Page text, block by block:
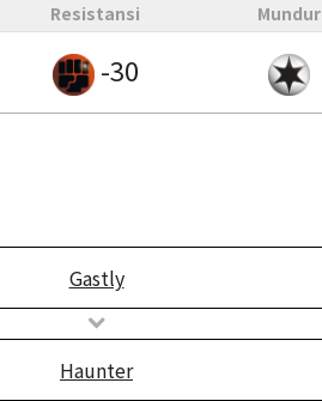
Resistansi Mundur
-30
Gastly
Haunter